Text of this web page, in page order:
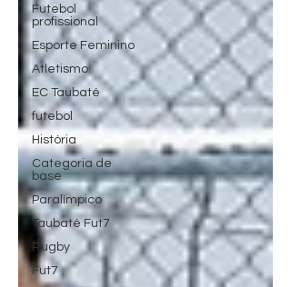
Futebol
profissional
Esporte Feminino
Atletismo
EC Taubaté
futebol
História
Categoria de
base
Paralímpico
Taubaté Fut7
Rugby
Fut7